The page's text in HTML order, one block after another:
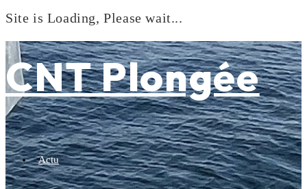
Site is Loading, Please wait...
to
content
CNT Plongée
Actu